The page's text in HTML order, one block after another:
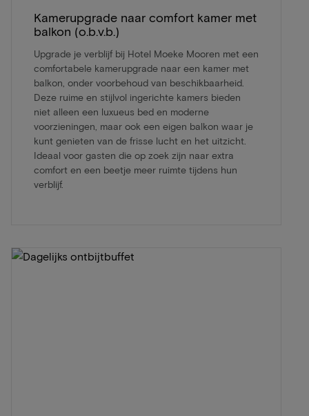
Kamerupgrade naar comfort kamer met
balkon (o.b.v.b.)
Upgrade je verblijf bij Hotel Moeke Mooren met een
comfortabele kamerupgrade naar een kamer met
balkon, onder voorbehoud van beschikbaarheid.
Deze ruime en stijlvol ingerichte kamers bieden
niet alleen een luxueus bed en moderne
voorzieningen, maar ook een eigen balkon waar je
kunt genieten van de frisse lucht en het uitzicht.
Ideaal voor gasten die op zoek zijn naar extra
comfort en een beetje meer ruimte tijdens hun
verblijf.